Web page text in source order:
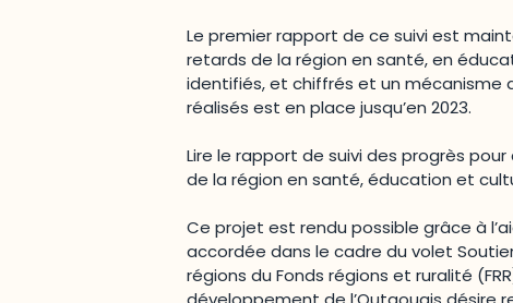
Le premier rapport de ce suivi est
retards de la région en santé, en
identifiés, et chiffrés et un mécanisme
réalisés est en place jusqu’en 2023.
Lire le rapport de suivi des progrès
de la région en santé, éducation et
Ce projet est rendu possible grâce à
accordée dans le cadre du volet
régions du Fonds régions et ruralité